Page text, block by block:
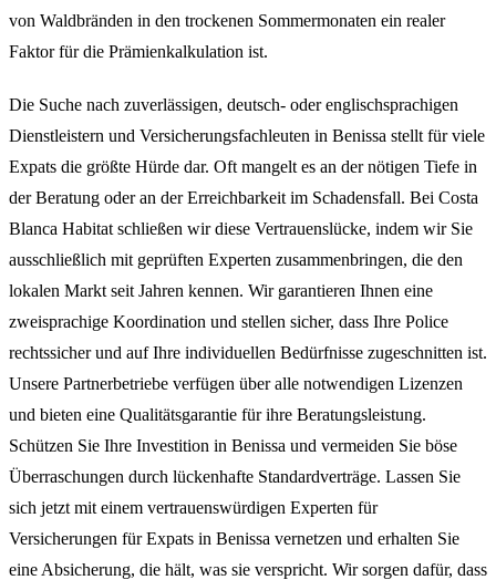
von Waldbränden in den trockenen Sommermonaten ein realer
Faktor für die Prämienkalkulation ist.
Die Suche nach zuverlässigen, deutsch- oder englischsprachigen
Dienstleistern und Versicherungsfachleuten in Benissa stellt für viele
Expats die größte Hürde dar. Oft mangelt es an der nötigen Tiefe in
der Beratung oder an der Erreichbarkeit im Schadensfall. Bei Costa
Blanca Habitat schließen wir diese Vertrauenslücke, indem wir Sie
ausschließlich mit geprüften Experten zusammenbringen, die den
lokalen Markt seit Jahren kennen. Wir garantieren Ihnen eine
zweisprachige Koordination und stellen sicher, dass Ihre Police
rechtssicher und auf Ihre individuellen Bedürfnisse zugeschnitten ist.
Unsere Partnerbetriebe verfügen über alle notwendigen Lizenzen
und bieten eine Qualitätsgarantie für ihre Beratungsleistung.
Schützen Sie Ihre Investition in Benissa und vermeiden Sie böse
Überraschungen durch lückenhafte Standardverträge. Lassen Sie
sich jetzt mit einem vertrauenswürdigen Experten für
Versicherungen für Expats in Benissa vernetzen und erhalten Sie
eine Absicherung, die hält, was sie verspricht. Wir sorgen dafür, dass